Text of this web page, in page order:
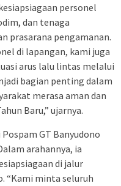
personel
dan tenaga
prasarana pengamanan.
di lapangan, kami juga
arus lalu lintas melalui
bagian penting dalam
merasa aman dan
Baru,” ujarnya.
GT Banyudono
arahannya, ia
di jalur
“Kami minta seluruh